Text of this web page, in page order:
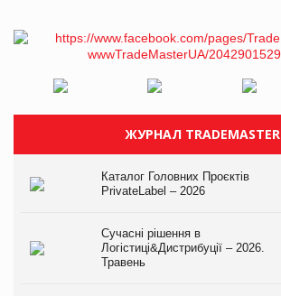
ЖУРНАЛ TRADEMASTER
Каталог Головних Проєктів
PrivateLabel – 2026
Сучасні рішення в
Логістиці&Дистрибуції – 2026.
Травень